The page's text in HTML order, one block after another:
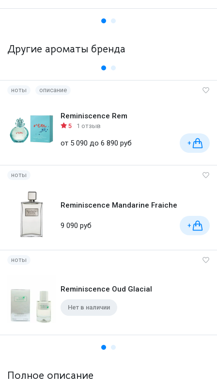
Другие ароматы бренда
ноты описание
Reminiscence Rem
5 1 отзыв
от 5 090 до 6 890 руб +
ноты
Reminiscence Mandarine Fraiche
9 090 руб +
ноты
Reminiscence Oud Glacial
Нет в наличии
Полное описание